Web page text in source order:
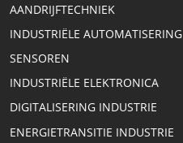
AANDRIJFTECHNIEK
INDUSTRIËLE AUTOMATISERING
SENSOREN
INDUSTRIËLE ELEKTRONICA
DIGITALISERING INDUSTRIE
ENERGIETRANSITIE INDUSTRIE